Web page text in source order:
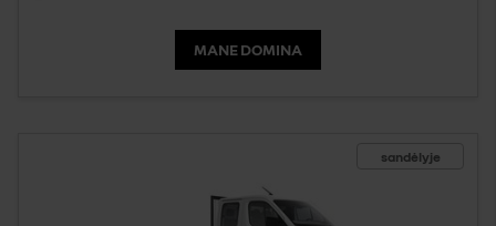
MANE DOMINA
sandėlyje